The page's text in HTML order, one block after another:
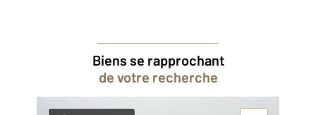
Biens se rapprochant
de votre recherche